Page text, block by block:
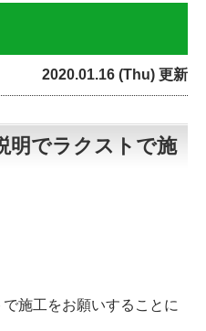
2020.01.16 (Thu) 更新
明でラクストで施
施工をお願いすることに